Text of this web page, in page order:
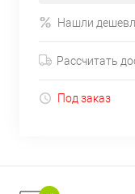
Нашли
Рассчитать
Под заказ